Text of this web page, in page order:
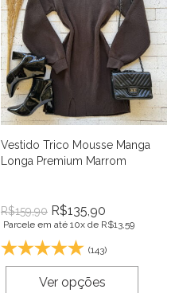
Vestido Trico Mousse Manga
Longa Premium Marrom
R$159,90 R$135,90
Parcele em até 10x de R$13,59
(143)
Ver opções